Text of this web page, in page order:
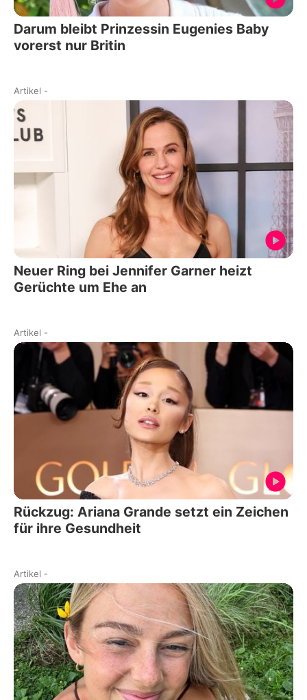
Darum bleibt Prinzessin Eugenies Baby
vorerst nur Britin
Artikel -
Neuer Ring bei Jennifer Garner heizt
Gerüchte um Ehe an
Artikel -
Rückzug: Ariana Grande setzt ein Zeichen
für ihre Gesundheit
Artikel -